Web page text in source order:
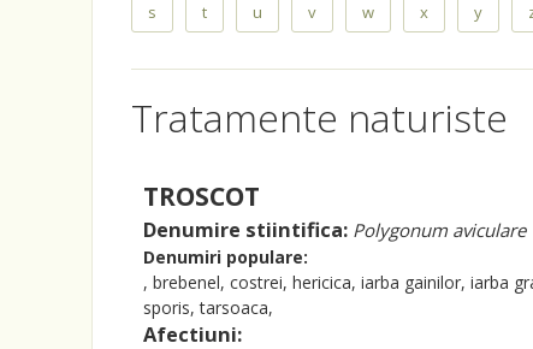
s t u v w x y
Tratamente naturiste
TROSCOT
Denumire stiintifica: Polygonum aviculare
Denumiri populare:
, brebenel, costrei, hericica, iarba gainilor, iarba
sporis, tarsoaca,
Afectiuni: